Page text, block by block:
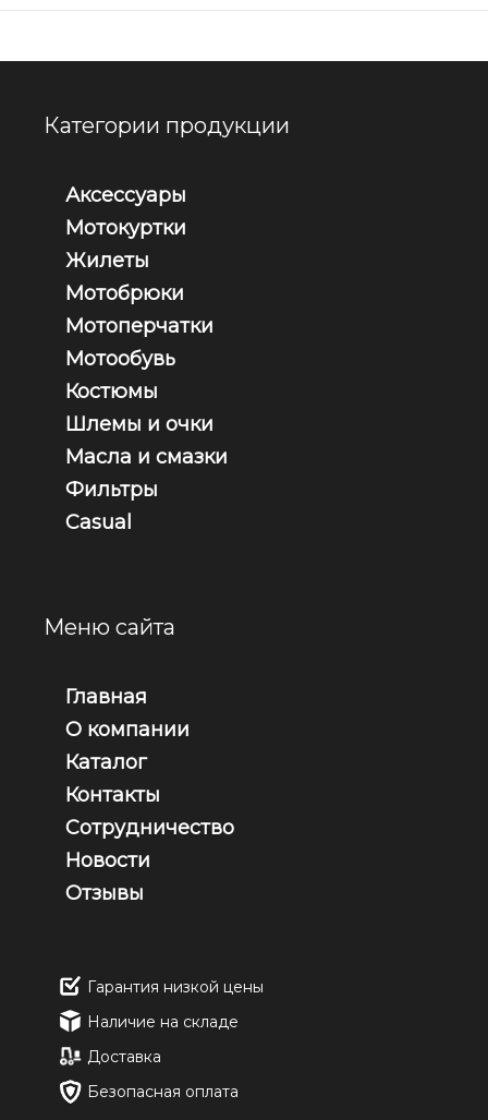
Категории продукции
Аксессуары
Мотокуртки
Жилеты
Мотобрюки
Мотоперчатки
Мотообувь
Костюмы
Шлемы и очки
Масла и смазки
Фильтры
Casual
Меню сайта
Главная
О компании
Каталог
Контакты
Сотрудничество
Новости
Отзывы
Гарантия низкой цены
Наличие на складе
Доставка
Безопасная оплата